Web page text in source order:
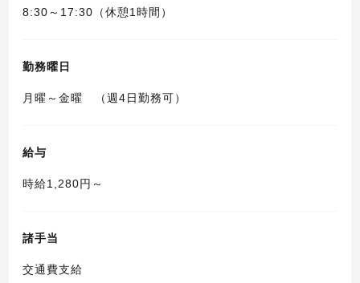
8:30～17:30（休憩1時間）
勤務曜日
月曜～金曜 （週4日勤務可）
給与
時給1,280円～
諸手当
交通費支給